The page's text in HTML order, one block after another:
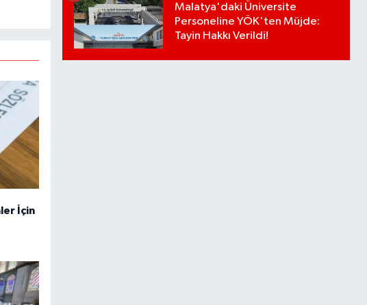
İçin
Malatya'daki Üniversite
Personeline YÖK'ten Müjde:
Tayin Hakkı Verildi!